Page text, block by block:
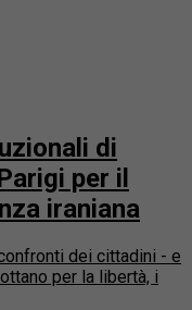
di
per il
iraniana
dei cittadini - e
per la libertà, i